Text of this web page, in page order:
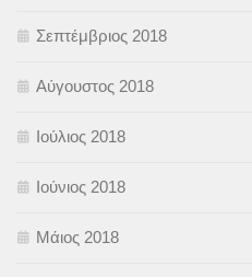
Σεπτέμβριος 2018
Αύγουστος 2018
Ιούλιος 2018
Ιούνιος 2018
Μάιος 2018